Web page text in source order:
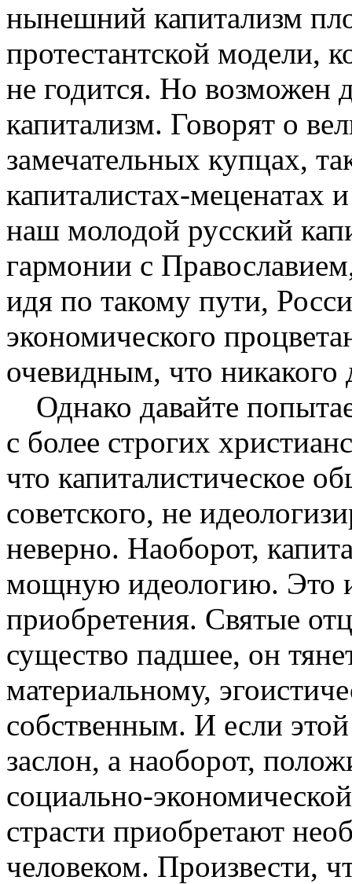
нынешний капи­тализм
протестантской модели,
не годится. Но возможен
капитализм. Говорят о
замечательных купцах,
капиталис­тах-меценатах
наш молодой русский
гармонии с
идя по такому пути,
экономического
очевидным, что ни­какого
Однако давайте
с более строгих
что капиталистическое
советского, не
неверно. Наоборот,
мощную идеологию. Это
приобретения. Святые
существо падшее, он
материальному,
собствен­ным. И если
заслон, а наоборот,
социально-
страсти приобретают
человеком. Произвес­ти,